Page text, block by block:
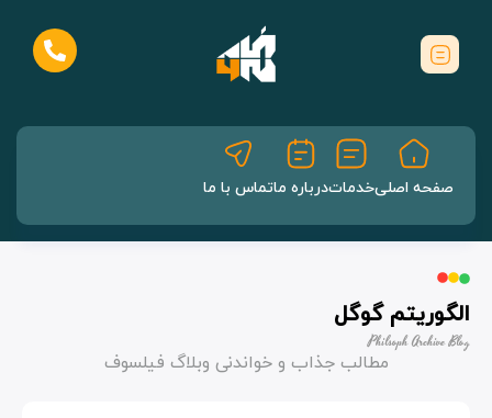
صفحه اصلیخدماتدرباره ماتماس با ما
الگوریتم گوگل
Philsoph Archive Blog
مطالب جذاب و خواندنی وبلاگ فیلسوف